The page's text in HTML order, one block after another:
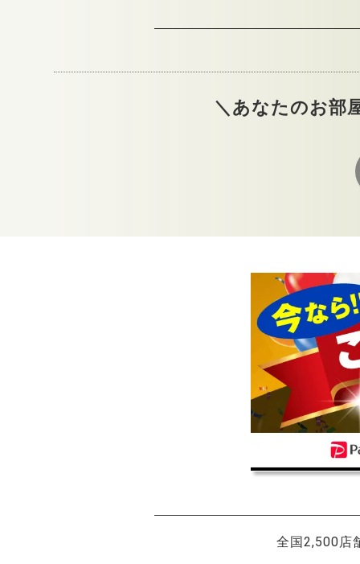
＼あなたのお部
全国2,500店